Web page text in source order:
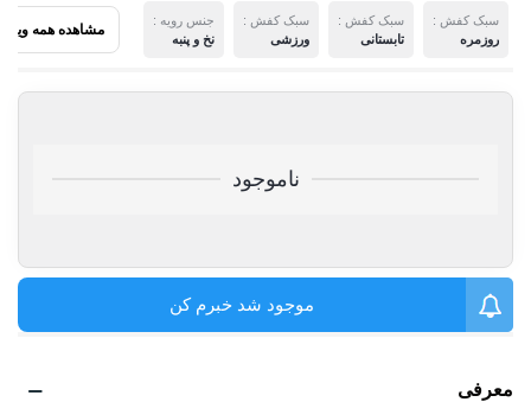
سبک کفش :
روزمره
سبک کفش :
تابستانی
سبک کفش :
ورزشی
جنس رویه :
نخ و پنبه
مشاهده همه
ناموجود
موجود شد خبرم کن
معرفی